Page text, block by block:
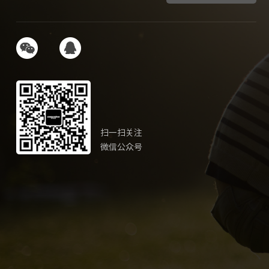
扫一扫关注
微信公众号